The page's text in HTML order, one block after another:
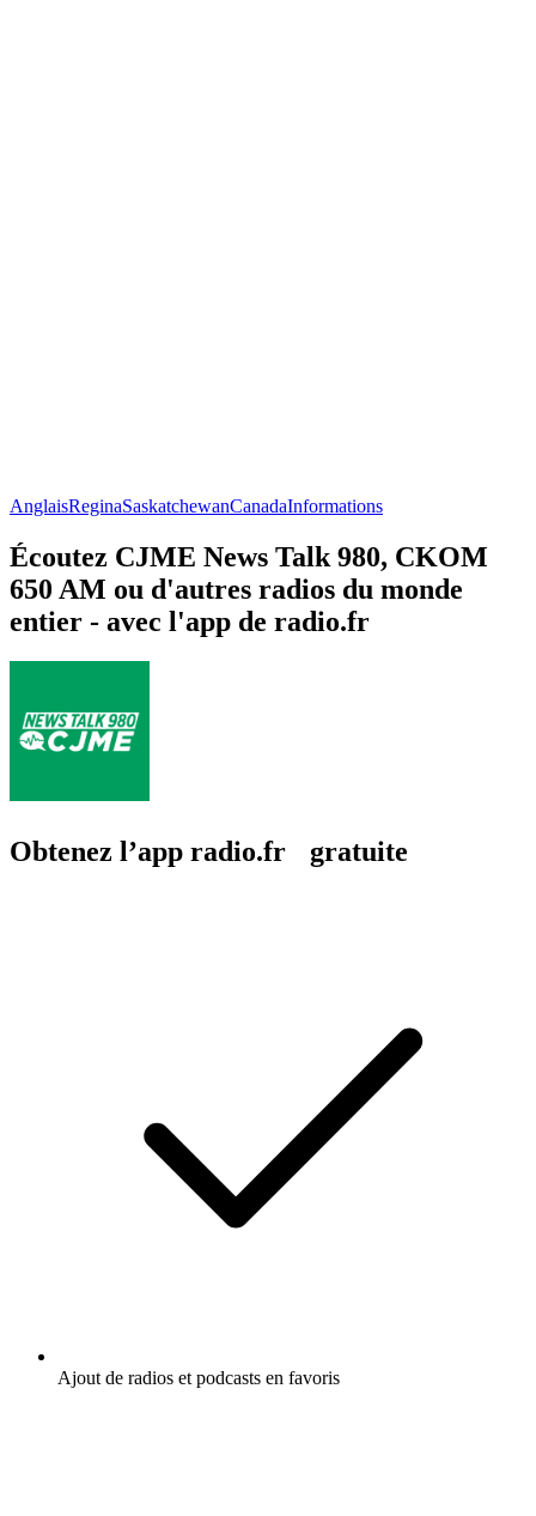
AnglaisReginaSaskatchewanCanadaInformations
Écoutez CJME News Talk 980, CKOM
650 AM ou d'autres radios du monde
entier - avec l'app de radio.fr
Obtenez l’app radio.fr gratuite
Ajout de radios et podcasts en favoris